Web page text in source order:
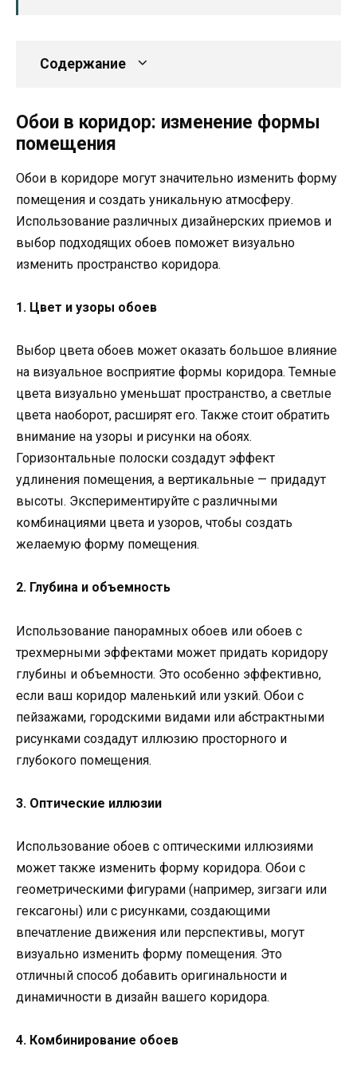
Содержание
Обои в коридор: изменение формы
помещения
Обои в коридоре могут значительно изменить форму
помещения и создать уникальную атмосферу.
Использование различных дизайнерских приемов и
выбор подходящих обоев поможет визуально
изменить пространство коридора.
1. Цвет и узоры обоев
Выбор цвета обоев может оказать большое влияние
на визуальное восприятие формы коридора. Темные
цвета визуально уменьшат пространство, а светлые
цвета наоборот, расширят его. Также стоит обратить
внимание на узоры и рисунки на обоях.
Горизонтальные полоски создадут эффект
удлинения помещения, а вертикальные — придадут
высоты. Экспериментируйте с различными
комбинациями цвета и узоров, чтобы создать
желаемую форму помещения.
2. Глубина и объемность
Использование панорамных обоев или обоев с
трехмерными эффектами может придать коридору
глубины и объемности. Это особенно эффективно,
если ваш коридор маленький или узкий. Обои с
пейзажами, городскими видами или абстрактными
рисунками создадут иллюзию просторного и
глубокого помещения.
3. Оптические иллюзии
Использование обоев с оптическими иллюзиями
может также изменить форму коридора. Обои с
геометрическими фигурами (например, зигзаги или
гексагоны) или с рисунками, создающими
впечатление движения или перспективы, могут
визуально изменить форму помещения. Это
отличный способ добавить оригинальности и
динамичности в дизайн вашего коридора.
4. Комбинирование обоев